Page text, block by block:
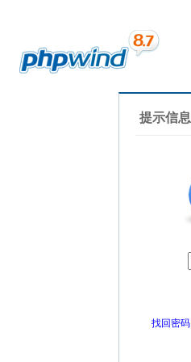
提示信息
找回密码